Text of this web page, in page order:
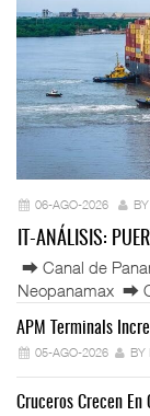
06-AGO-2026
IT-ANÁLISIS:
⮕ Canal de
Neopanamax ⮕
APM Terminals
05-AGO-2026 BY
Cruceros Crecen En